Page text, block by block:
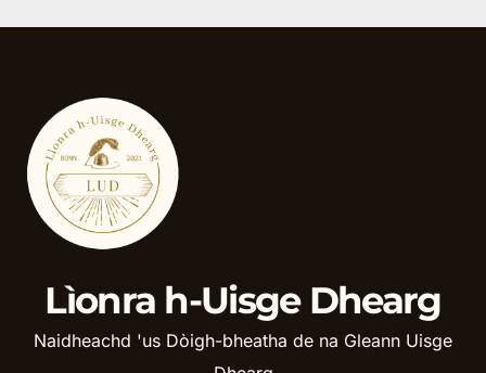
Lìonra h-Uisge Dhearg
Naidheachd 'us Dòigh-bheatha de na Gleann Uisge